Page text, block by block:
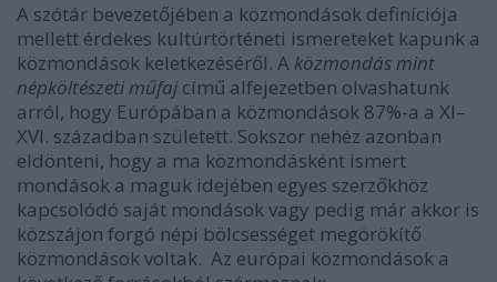
A szótár bevezetőjében a közmondások definíciója
mellett érdekes kultúrtörténeti ismereteket kapunk a
közmondások keletkezéséről. A közmondás mint
népköltészeti műfaj című alfejezetben olvashatunk
arról, hogy Európában a közmondások 87%-a a XI–
XVI. században született. Sokszor nehéz azonban
eldönteni, hogy a ma közmondásként ismert
mondások a maguk idejében egyes szerzőkhöz
kapcsolódó saját mondások vagy pedig már akkor is
közszájon forgó népi bölcsességet megörökítő
közmondások voltak. Az európai közmondások a